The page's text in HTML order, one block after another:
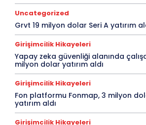
Uncategorized
Grvt 19 milyon dolar Seri A yatırım
Girişimcilik Hikayeleri
Yapay zeka güvenliği alanında
milyon dolar yatırım aldı
Girişimcilik Hikayeleri
Fon platformu Fonmap, 3 milyon
yatırım aldı
Girişimcilik Hikayeleri